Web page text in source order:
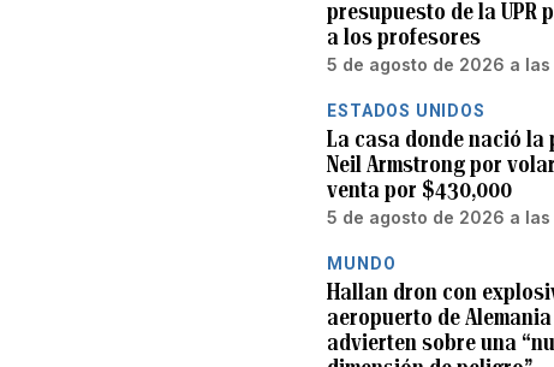
presupuesto de la UPR
a los profesores
5 de agosto de 2026 a las
ESTADOS UNIDOS
La casa donde nació la
Neil Armstrong por
venta por $430,000
5 de agosto de 2026 a las
MUNDO
Hallan dron con
aeropuerto de
advierten sobre una